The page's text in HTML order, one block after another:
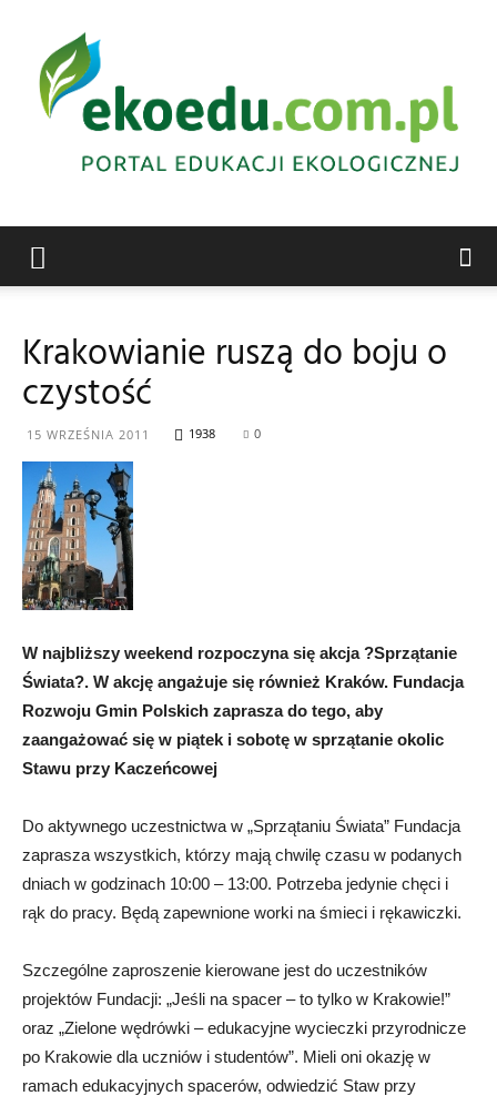
ekologiczna
Krakowianie ruszą do boju o
czystość
15 WRZEŚNIA 2011 1938 0
W najbliższy weekend rozpoczyna się akcja ?Sprzątanie
Świata?. W akcję angażuje się również Kraków. Fundacja
Rozwoju Gmin Polskich zaprasza do tego, aby
zaangażować się w piątek i sobotę w sprzątanie okolic
Stawu przy Kaczeńcowej
Do aktywnego uczestnictwa w „Sprzątaniu Świata” Fundacja
zaprasza wszystkich, którzy mają chwilę czasu w podanych
dniach w godzinach 10:00 – 13:00. Potrzeba jedynie chęci i
rąk do pracy. Będą zapewnione worki na śmieci i rękawiczki.
Szczególne zaproszenie kierowane jest do uczestników
projektów Fundacji: „Jeśli na spacer – to tylko w Krakowie!”
oraz „Zielone wędrówki – edukacyjne wycieczki przyrodnicze
po Krakowie dla uczniów i studentów”. Mieli oni okazję w
ramach edukacyjnych spacerów, odwiedzić Staw przy